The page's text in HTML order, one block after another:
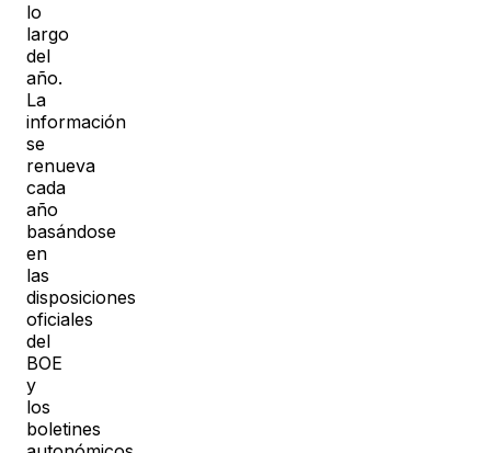
lo
largo
del
año.
La
información
se
renueva
cada
año
basándose
en
las
disposiciones
oficiales
del
BOE
y
los
boletines